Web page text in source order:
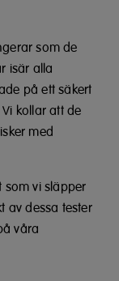
som de
isär alla
på ett säkert
kollar att de
med
som vi släpper
av dessa tester
våra